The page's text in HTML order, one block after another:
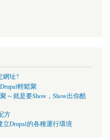
網址?
輕鬆聚
～就是要Show，Show出你酷
方
立Drupal的各種運行環境